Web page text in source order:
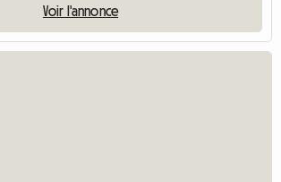
Voir l'annonce